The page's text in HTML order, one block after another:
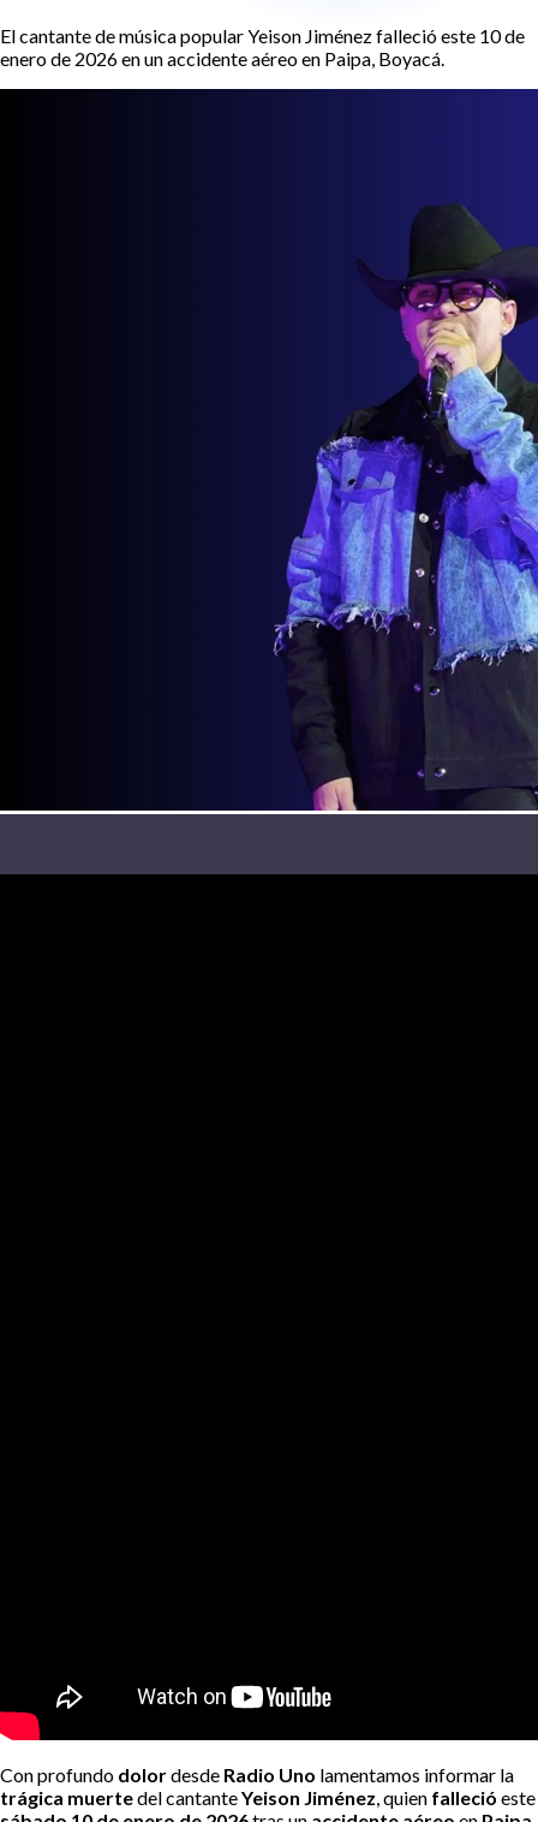
El cantante de música popular Yeison Jiménez falleció este 10 de
enero de 2026 en un accidente aéreo en Paipa, Boyacá.
Con profundo dolordesde Radio Uno lamentamos informar la
trágica muertedel cantanteYeison Jiménez, quien falleció este